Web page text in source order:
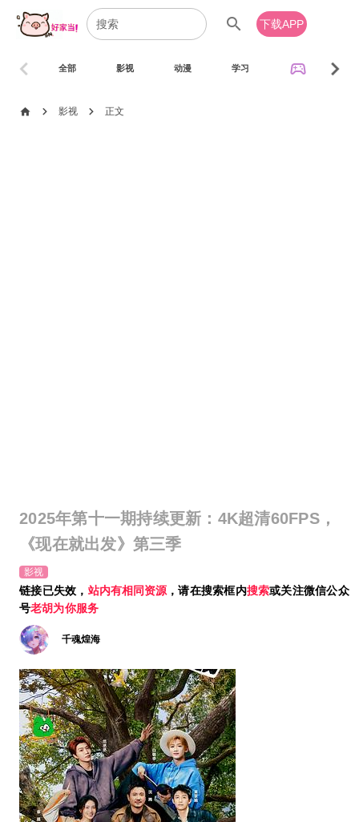
search 下载APP
全部 影视 动漫 学习 sports_esports
chevron_left chevron_right
home chevron_right 影视 chevron_right 正文
2025年第十一期持续更新：4K超清60FPS，
《现在就出发》第三季
影视
链接已失效， 站内有相同资源 ，请在搜索框内搜索或关注微信公众
号老胡为你服务
千魂煌海